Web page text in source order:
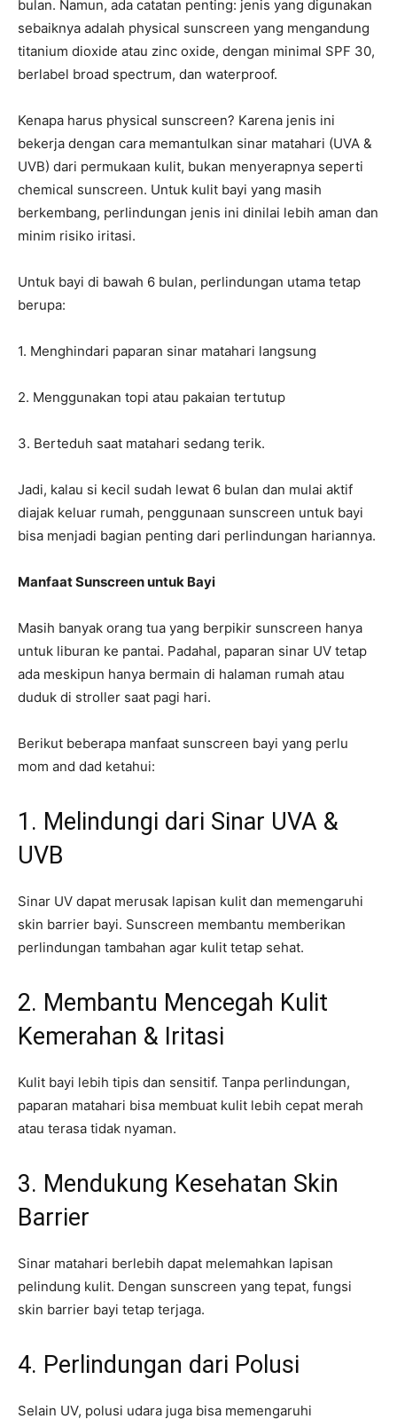
bulan. Namun, ada catatan penting: jenis yang digunakan
sebaiknya adalah physical sunscreen yang mengandung
titanium dioxide atau zinc oxide, dengan minimal SPF 30,
berlabel broad spectrum, dan waterproof.
Kenapa harus physical sunscreen? Karena jenis ini
bekerja dengan cara memantulkan sinar matahari (UVA &
UVB) dari permukaan kulit, bukan menyerapnya seperti
chemical sunscreen. Untuk kulit bayi yang masih
berkembang, perlindungan jenis ini dinilai lebih aman dan
minim risiko iritasi.
Untuk bayi di bawah 6 bulan, perlindungan utama tetap
berupa:
1. Menghindari paparan sinar matahari langsung
2. Menggunakan topi atau pakaian tertutup
3. Berteduh saat matahari sedang terik.
Jadi, kalau si kecil sudah lewat 6 bulan dan mulai aktif
diajak keluar rumah, penggunaan sunscreen untuk bayi
bisa menjadi bagian penting dari perlindungan hariannya.
Manfaat Sunscreen untuk Bayi
Masih banyak orang tua yang berpikir sunscreen hanya
untuk liburan ke pantai. Padahal, paparan sinar UV tetap
ada meskipun hanya bermain di halaman rumah atau
duduk di stroller saat pagi hari.
Berikut beberapa manfaat sunscreen bayi yang perlu
mom and dad ketahui:
1. Melindungi dari Sinar UVA &
UVB
Sinar UV dapat merusak lapisan kulit dan memengaruhi
skin barrier bayi. Sunscreen membantu memberikan
perlindungan tambahan agar kulit tetap sehat.
2. Membantu Mencegah Kulit
Kemerahan & Iritasi
Kulit bayi lebih tipis dan sensitif. Tanpa perlindungan,
paparan matahari bisa membuat kulit lebih cepat merah
atau terasa tidak nyaman.
3. Mendukung Kesehatan Skin
Barrier
Sinar matahari berlebih dapat melemahkan lapisan
pelindung kulit. Dengan sunscreen yang tepat, fungsi
skin barrier bayi tetap terjaga.
4. Perlindungan dari Polusi
Selain UV, polusi udara juga bisa memengaruhi